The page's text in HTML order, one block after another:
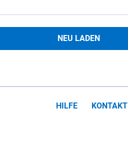
NEU LADEN
HILFE KONTAKT